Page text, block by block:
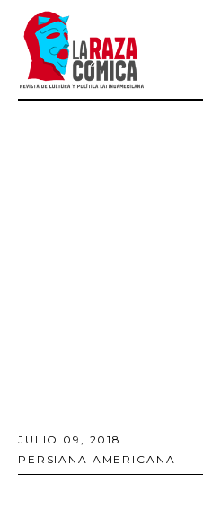
JULIO 09, 2018
PERSIANA AMERICANA